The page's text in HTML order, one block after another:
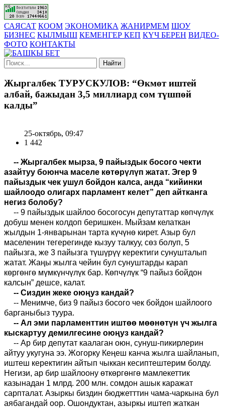
САЯСАТ КООМ ЭКОНОМИКА ЖАНИРМЕМ ШОУ
БИЗНЕС КЫЛМЫШ КЕМЕНГЕР КЕП КҮЧ БЕРЕН ВИДЕО-
ФОТО КОНТАКТЫ
Найти
Жыргалбек ТУРУСКУЛОВ: “Өкмөт иштей
албай, бажыдан 3,5 миллиард сом түшпөй
калды”
25-октябрь, 09:47
1 442
-- Жыргалбек мырза, 9 пайыздык босого чекти
азайтуу боюнча маселе көтөрүлүп жатат. Эгер 9
пайыздык чек ушул бойдон калса, анда “кийинки
шайлоодо олигарх парламент келет” деп айтканга
негиз болобу?
-- 9 пайыздык шайлоо босогосун депутаттар көпчүлүк
добуш менен колдоп беришкен. Мыйзам келаткан
жылдын 1-январынан тарта күчүнө кирет. Азыр бул
маселенин тегерегинде кызуу талкуу, сөз болуп, 5
пайызга, же 3 пайызга түшүрүү керектиги сунушталып
жатат. Жаңы жылга чейин бул сунуштарды карап
көргөнгө мүмкүнчүлүк бар. Көпчүлүк “9 пайыз бойдон
калсын” дешсе, калат.
-- Сиздин жеке оюңуз кандай?
-- Менимче, биз 9 пайыз босого чек бойдон шайлоого
барганыбыз туура.
-- Ал эми парламенттин иштөө мөөнөтүн үч жылга
кыскартуу демилгесине оюңуз кандай?
-- Ар бир депутат каалаган оюн, сунуш-пикирлерин
айтуу укугуна ээ. Жогорку Кеңеш канча жылга шайланып,
иштеш керектигин айтып чыккан кесиптештерим болду.
Негизи, ар бир шайлоону өткөргөнгө мамлекеттик
казынадан 1 млрд. 200 млн. сомдон ашык каражат
сарпталат. Азыркы биздин бюджетттин чама-чаркына бул
аябагандай оор. Ошондуктан, азыркы иштеп жаткан